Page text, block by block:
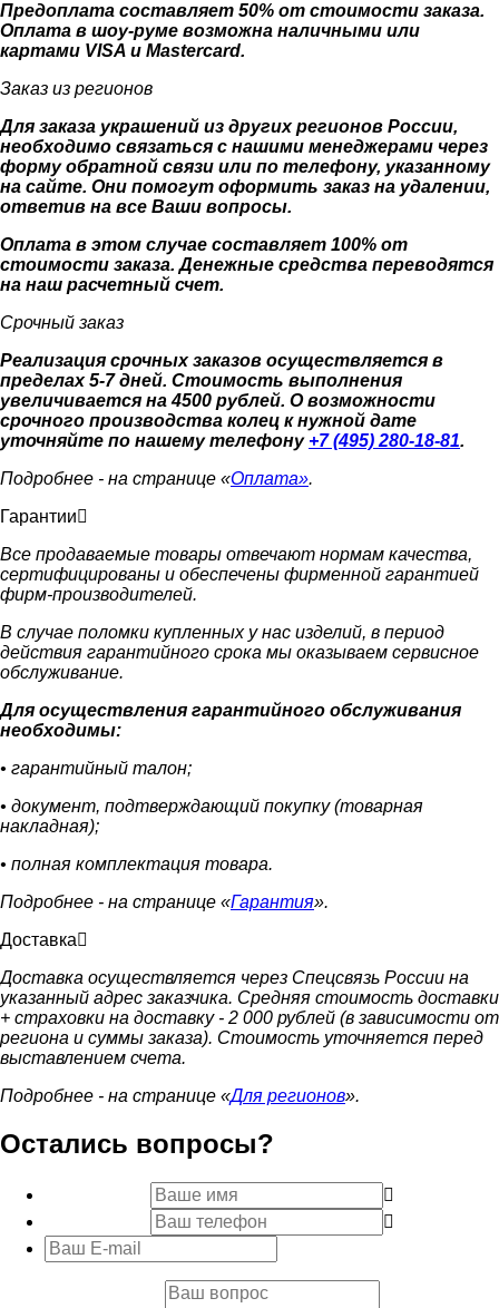
Предоплата составляет 50% от стоимости заказа.
Оплата в шоу-руме возможна наличными или
картами VISA и Mastercard.
Заказ из регионов
Для заказа украшений из других регионов России,
необходимо связаться с нашими менеджерами через
форму обратной связи или по телефону, указанному
на сайте. Они помогут оформить заказ на удалении,
ответив на все Ваши вопросы.
Оплата в этом случае составляет 100% от
стоимости заказа. Денежные средства переводятся
на наш расчетный счет.
Срочный заказ
Реализация срочных заказов осуществляется в
пределах 5-7 дней. Стоимость выполнения
увеличивается на 4500 рублей. О возможности
срочного производства колец к нужной дате
уточняйте по нашему телефону +7 (495) 280-18-81.
Подробнее - на странице «Оплата».
Гарантии
Все продаваемые товары отвечают нормам качества,
сертифицированы и обеспечены фирменной гарантией
фирм-производителей.
В случае поломки купленных у нас изделий, в период
действия гарантийного срока мы оказываем сервисное
обслуживание.
Для осуществления гарантийного обслуживания
необходимы:
• гарантийный талон;
• документ, подтверждающий покупку (товарная
накладная);
• полная комплектация товара.
Подробнее - на странице «Гарантия».
Доставка
Доставка осуществляется через Спецсвязь России на
указанный адрес заказчика. Средняя стоимость доставки
+ страховки на доставку - 2 000 рублей (в зависимости от
региона и суммы заказа). Стоимость уточняется перед
выставлением счета.
Подробнее - на странице «Для регионов».
Остались вопросы?